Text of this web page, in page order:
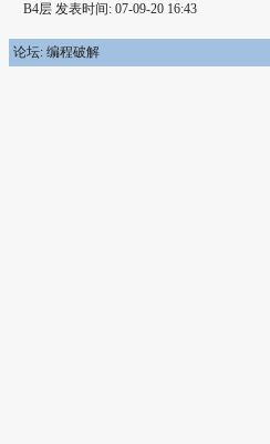
B4层 发表时间: 07-09-20 16:43
论坛: 编程破解